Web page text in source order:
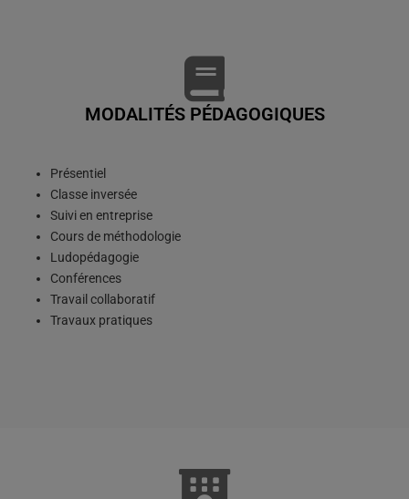
MODALITÉS PÉDAGOGIQUES
Présentiel
Classe inversée
Suivi en entreprise
Cours de méthodologie
Ludopédagogie
Conférences
Travail collaboratif
Travaux pratiques